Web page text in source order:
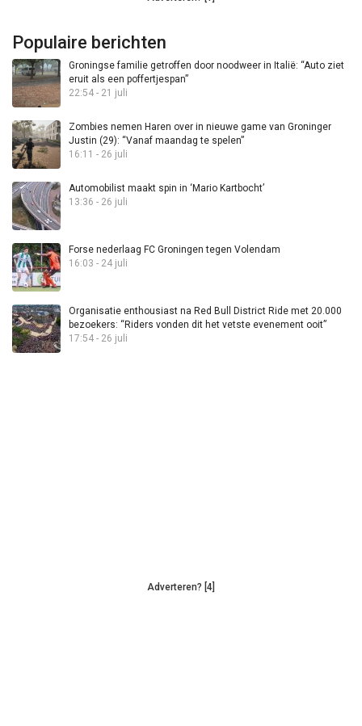
Populaire berichten
Groningse familie getroffen door noodweer in Italië: “Auto ziet
eruit als een poffertjespan”
22:54 - 21 juli
Zombies nemen Haren over in nieuwe game van Groninger
Justin (29): “Vanaf maandag te spelen”
16:11 - 26 juli
Automobilist maakt spin in ‘Mario Kartbocht’
13:36 - 26 juli
Forse nederlaag FC Groningen tegen Volendam
16:03 - 24 juli
Organisatie enthousiast na Red Bull District Ride met 20.000
bezoekers: “Riders vonden dit het vetste evenement ooit”
17:54 - 26 juli
Adverteren? [4]